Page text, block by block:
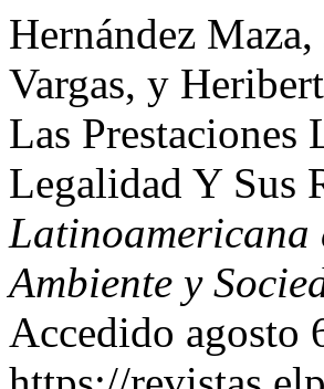
Hernández
Vargas, y
Las
Legalidad Y Sus
Latinoamericana
Ambiente y
Accedido agosto